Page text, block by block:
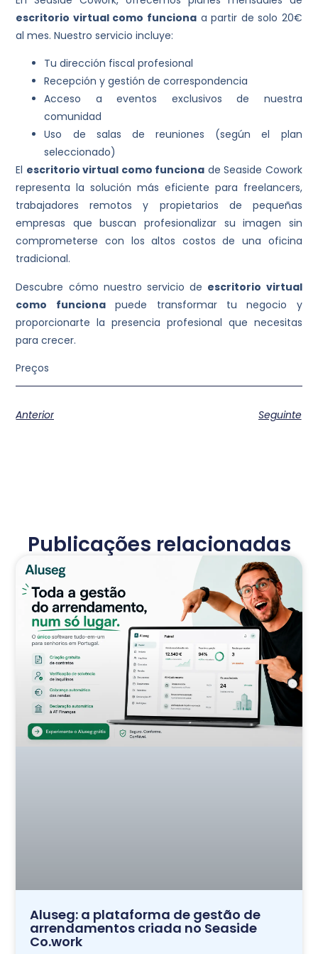
escritorio virtual como funcionaa partir de solo 20€
al mes. Nuestro servicio incluye:
Tu dirección fiscal profesional
Recepción y gestión de correspondencia
Acceso a eventos exclusivos de nuestra
comunidad
Uso de salas de reuniones (según el plan
seleccionado)
El escritorio virtual como funciona de Seaside Cowork
representa la solución más eficiente para freelancers,
trabajadores remotos y propietarios de pequeñas
empresas que buscan profesionalizar su imagen sin
comprometerse con los altos costos de una oficina
tradicional.
Descubre cómo nuestro servicio de escritorio virtual
como funcionapuede transformar tu negocio y
proporcionarte la presencia profesional que necesitas
para crecer.
Preços
Anterior Seguinte
Publicações relacionadas
Aluseg: a plataforma de gestão de
arrendamentos criada no Seaside
Co.work